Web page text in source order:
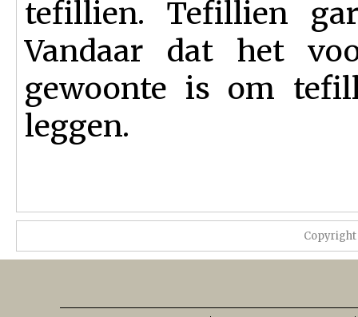
tefillien. Tefillien
Vandaar dat het
gewoonte is om
leggen.